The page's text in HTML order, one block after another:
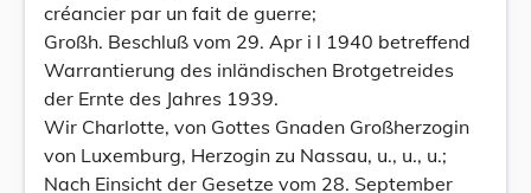
créancier par un fait de guerre;
Großh. Beschluß vom 29. Apr i l 1940 betreffend
Warrantierung des inländischen Brotgetreides
der Ernte des Jahres 1939.
Wir Charlotte, von Gottes Gnaden Großherzogin
von Luxemburg, Herzogin zu Nassau, u., u., u.;
Nach Einsicht der Gesetze vom 28. September